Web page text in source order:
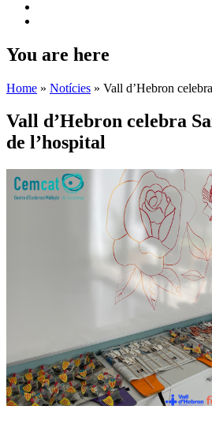
You are here
Home » Notícies » Vall d’Hebron
Vall d’Hebron celebra
de l’hospital